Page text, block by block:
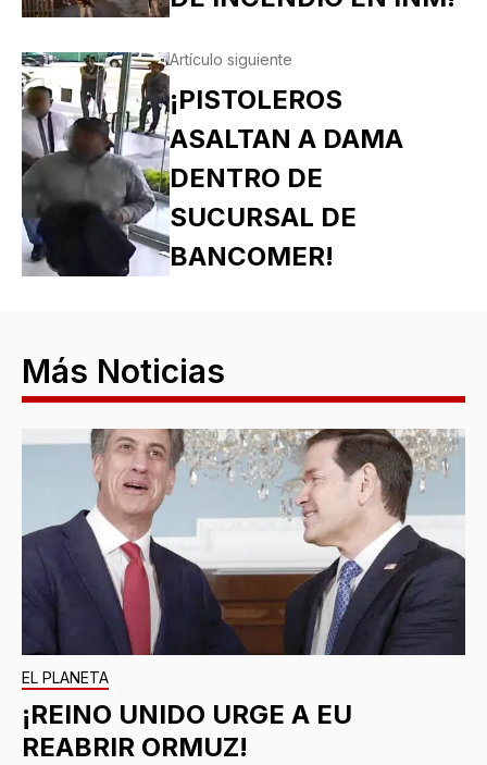
Artículo siguiente
¡PISTOLEROS
ASALTAN A DAMA
DENTRO DE
SUCURSAL DE
BANCOMER!
Más Noticias
EL PLANETA
¡REINO UNIDO URGE A EU
REABRIR ORMUZ!